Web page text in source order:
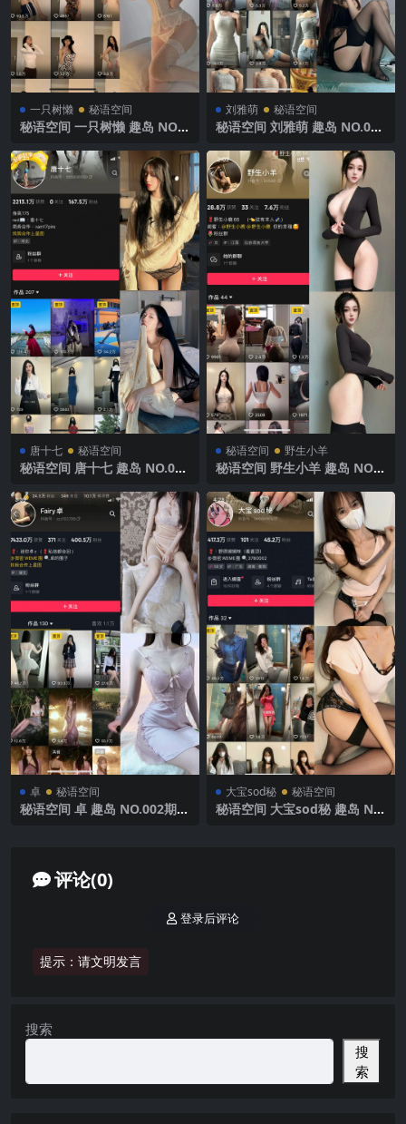
一只树懒 秘语空间
秘语空间 一只树懒 趣岛 NO.0
完整版
刘雅萌 秘语空间
秘语空间 刘雅萌 趣岛 NO.048
唐十七 秘语空间
秘语空间 唐十七 趣岛 NO.013
秘语空间 野生小羊
秘语空间 野生小羊 趣岛 NO.0
完整版
卓 秘语空间
秘语空间 卓 趣岛 NO.002期
大宝sod秘 秘语空间
秘语空间 大宝sod秘 趣岛 NO.
评论(0)
提示：请文明发言
登录后评论
搜索
搜
索